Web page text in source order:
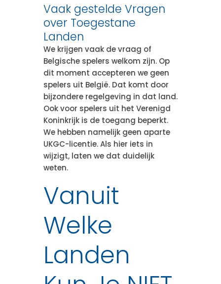
Vaak gestelde Vragen
over Toegestane
Landen
We krijgen vaak de vraag of
Belgische spelers welkom zijn. Op
dit moment accepteren we geen
spelers uit België. Dat komt door
bijzondere regelgeving in dat land.
Ook voor spelers uit het Verenigd
Koninkrijk is de toegang beperkt.
We hebben namelijk geen aparte
UKGC-licentie. Als hier iets in
wijzigt, laten we dat duidelijk
weten.
Vanuit
Welke
Landen